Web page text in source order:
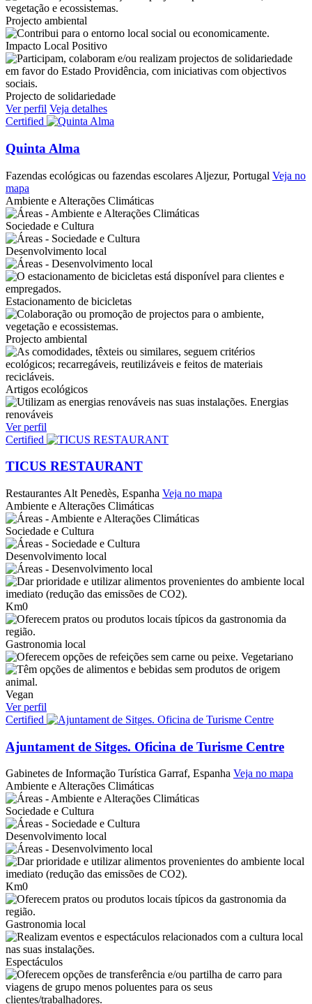
Projecto ambiental
Impacto Local Positivo
Projecto de solidariedade
Ver perfil Veja detalhes
Certified
Quinta Alma
Fazendas ecológicas ou fazendas escolares Aljezur, Portugal Veja no
mapa
Ambiente e Alterações Climáticas
Sociedade e Cultura
Desenvolvimento local
Estacionamento de bicicletas
Projecto ambiental
Artigos ecológicos
Energias
renováveis
Ver perfil
Certified
TICUS RESTAURANT
Restaurantes Alt Penedès, Espanha Veja no mapa
Ambiente e Alterações Climáticas
Sociedade e Cultura
Desenvolvimento local
Km0
Gastronomia local
Vegetariano
Vegan
Ver perfil
Certified
Ajuntament de Sitges. Oficina de Turisme Centre
Gabinetes de Informação Turística Garraf, Espanha Veja no mapa
Ambiente e Alterações Climáticas
Sociedade e Cultura
Desenvolvimento local
Km0
Gastronomia local
Espectáculos